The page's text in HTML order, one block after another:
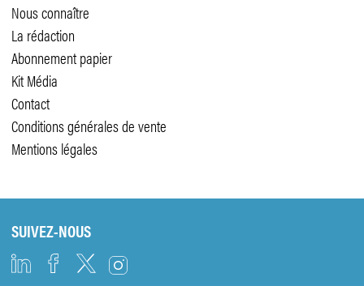
Nous connaître
La rédaction
Abonnement papier
Kit Média
Contact
Conditions générales de vente
Mentions légales
SUIVEZ-NOUS